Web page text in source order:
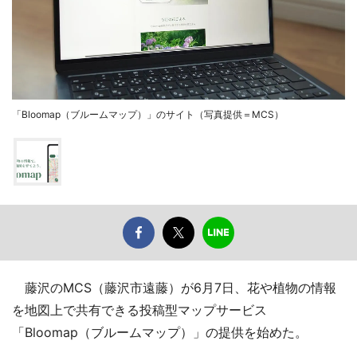
「Bloomap（ブルームマップ）」のサイト（写真提供＝MCS）
藤沢のMCS（藤沢市遠藤）が6月7日、花や植物の情報
を地図上で共有できる投稿型マップサービス
「Bloomap（ブルームマップ）」の提供を始めた。